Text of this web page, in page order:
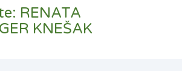
RENATA
KNEŠAK